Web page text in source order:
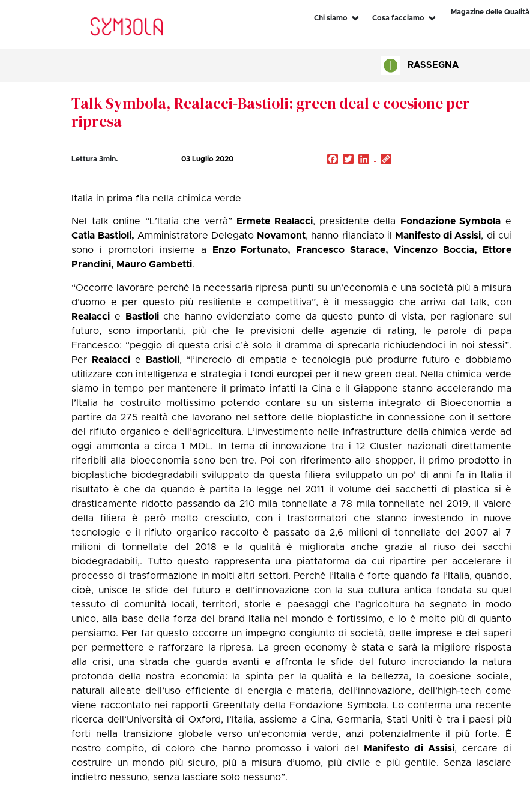
Chi siamo Cosa facciamo
Magazine delle Qualità
RASSEGNA
Talk Symbola, Realacci-Bastioli: green deal e coesione per
ripresa
Lettura3min. 03 Luglio 2020 Facebook
TwitterLinkedIn
Italia in prima fila nella chimica verde
Nel talk online “L’Italia che verrà” Ermete Realacci, presidente della Fondazione Symbola e
Catia Bastioli, Amministratore Delegato Novamont, hanno rilanciato il Manifesto di Assisi, di cui
sono i promotori insieme a
Enzo Fortunato, Francesco Starace, Vincenzo Boccia, Ettore
Prandini, Mauro Gambetti.
“Occorre lavorare perché la necessaria ripresa punti su un’economia e una società più a misura
d’uomo e per questo più resiliente e competitiva”, è il messaggio che arriva dal talk, con
Realacci e Bastioliche hanno evidenziato come da questo punto di vista, per ragionare sul
futuro, sono importanti, più che le previsioni delle agenzie di rating, le parole di papa
Francesco: “peggio di questa crisi c’è solo il dramma di sprecarla richiudendoci in noi stessi”.
Per
Realacci e Bastioli, “l’incrocio di empatia e tecnologia può produrre futuro e dobbiamo
utilizzare con intelligenza e strategia i fondi europei per il new green deal. Nella chimica verde
siamo in tempo per mantenere il primato infatti la Cina e il Giappone stanno accelerando ma
l’Italia ha costruito moltissimo potendo contare su un sistema integrato di Bioeconomia a
partire da 275 realtà che lavorano nel settore delle bioplastiche in connessione con il settore
del rifiuto organico e dell’agricoltura. L’investimento nelle infrastrutture della chimica verde ad
oggi ammonta a circa 1 MDL. In tema di innovazione tra i 12 Cluster nazionali direttamente
riferibili alla bioeconomia sono ben tre. Poi con riferimento allo shopper, il primo prodotto in
bioplastiche biodegradabili sviluppato da questa filiera sviluppato un po’ di anni fa in Italia il
risultato è che da quando è partita la legge nel 2011 il volume dei sacchetti di plastica si è
drasticamente ridotto passando da 210 mila tonnellate a 78 mila tonnellate nel 2019, il valore
della filiera è però molto cresciuto, con i trasformatori che stanno investendo in nuove
tecnologie e il rifiuto organico raccolto è passato da 2,6 milioni di tonnellate del 2007 ai 7
milioni di tonnellate del 2018 e la qualità è migliorata anche grazie al riuso dei sacchi
biodegradabili,. Tutto questo rappresenta una piattaforma da cui ripartire per accelerare il
processo di trasformazione in molti altri settori. Perché l’Italia è forte quando fa l’Italia, quando,
cioè, unisce le sfide del futuro e dell’innovazione con la sua cultura antica fondata su quel
tessuto di comunità locali, territori, storie e paesaggi che l’agricoltura ha segnato in modo
unico, alla base della forza del brand Italia nel mondo è fortissimo, e lo è molto più di quanto
pensiamo. Per far questo occorre un impegno congiunto di società, delle imprese e dei saperi
per permettere e rafforzare la ripresa. La green economy è stata e sarà la migliore risposta
alla crisi, una strada che guarda avanti e affronta le sfide del futuro incrociando la natura
profonda della nostra economia: la spinta per la qualità e la bellezza, la coesione sociale,
naturali alleate dell’uso efficiente di energia e materia, dell’innovazione, dell’high-tech come
viene raccontato nei rapporti GreenItaly della Fondazione Symbola. Lo conferma una recente
ricerca dell’Università di Oxford, l’Italia, assieme a Cina, Germania, Stati Uniti è tra i paesi più
forti nella transizione globale verso un’economia verde, anzi potenzialmente il più forte. È
nostro compito, di coloro che hanno promosso i valori del
Manifesto di Assisi, cercare di
costruire un mondo più sicuro, più a misura d’uomo, più civile e più gentile. Senza lasciare
indietro nessuno, senza lasciare solo nessuno”.